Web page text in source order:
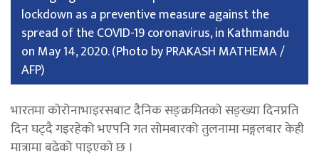
lockdown as a preventive measure against the
spread of the COVID-19 coronavirus, in Kathmandu
on May 14, 2020. (Photo by PRAKASH MATHEMA /
AFP)
भारतमा कोरोनाभाइरसबाट दैनिक सङ्क्रमितको सङ्ख्या दिनप्रति
दिन घट्दै गइरहेको भएपनि गत सोमबारको तुलनामा मङ्गलबार केही
मात्रामा बढेको पाइएको छ ।